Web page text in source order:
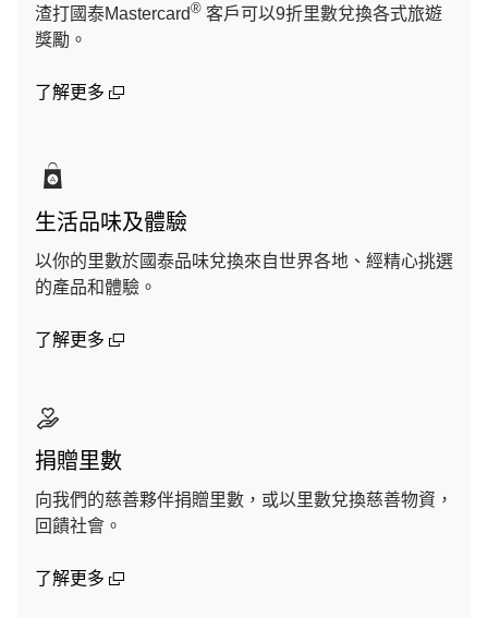
渣打國泰Mastercard® 客戶可以9折里數兌換各式旅遊
獎勵。
了解更多 (open in a new window)
生活品味及體驗
以你的里數於國泰品味兌換來自世界各地、經精心挑選
的產品和體驗。
了解更多 (open in a new window)
捐贈里數
向我們的慈善夥伴捐贈里數，或以里數兌換慈善物資，
回饋社會。
了解更多 (open in a new window)